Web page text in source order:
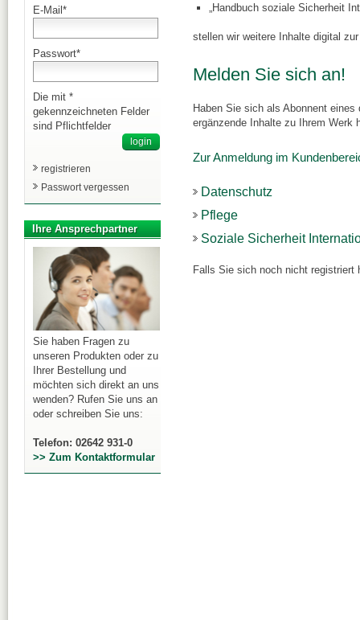
E-Mail *
Passwort*
Die mit *
gekennzeichneten Felder
sind Pflichtfelder
registrieren
Passwort vergessen
Ihre Ansprechpartner
Sie haben Fragen zu
unseren Produkten oder zu
Ihrer Bestellung und
möchten sich direkt an uns
wenden? Rufen Sie uns an
oder schreiben Sie uns:
Telefon: 02642 931-0
>> Zum Kontaktformular
„Handbuch soziale Sicherheit
stellen wir weitere Inhalte digital
Melden Sie sich an!
Haben Sie sich als Abonnent
ergänzende Inhalte zu Ihrem Werk
Zur Anmeldung im
Datenschutz
Pflege
Soziale Sicherheit
Falls Sie sich noch nicht